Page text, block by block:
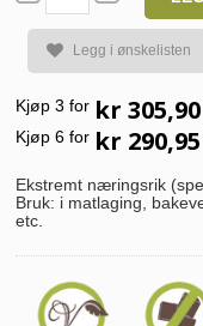
Legg i ønskelisten
Kjøp 3 for kr 305,90
Kjøp 6 for kr 290,95
Ekstremt næringsrik
Bruk: i matlaging,
etc.